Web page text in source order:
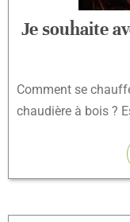
Je souhaite
Comment se
chaudière à bois ?